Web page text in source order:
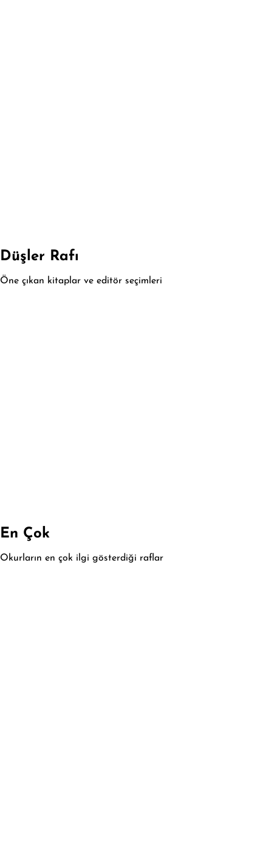
Düşler Rafı
Öne çıkan kitaplar ve editör seçimleri
En Çok
Okurların en çok ilgi gösterdiği raflar